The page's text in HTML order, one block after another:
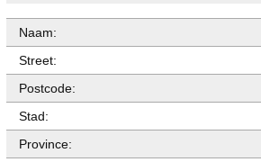
Naam:
Street:
Postcode:
Stad:
Province: